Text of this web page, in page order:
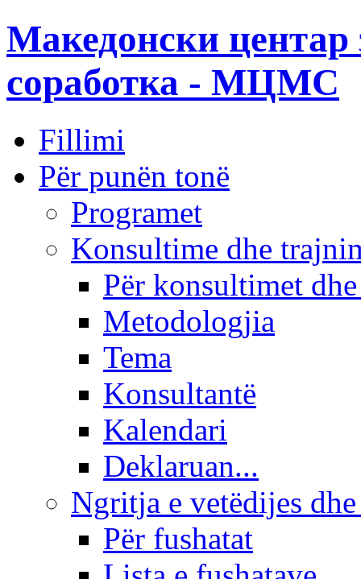
Македонски центар
соработка - МЦМС
Fillimi
Për punën tonë
Programet
Konsultime dhe
Për konsultimet
Metodologjia
Tema
Konsultantë
Kalendari
Deklaruan...
Ngritja e vetëdijes
Për fushatat